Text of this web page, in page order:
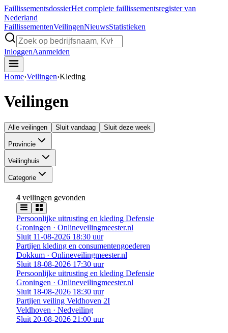
FaillissementsdossierHet complete faillissementsregister van
Nederland
FaillissementenVeilingenNieuwsStatistieken
InloggenAanmelden
Home›Veilingen›Kleding
Veilingen
Alle veilingen Sluit vandaag Sluit deze week
Provincie
Veilinghuis
Categorie
4 veilingen gevonden
Persoonlijke uitrusting en kleding Defensie
Groningen · Onlineveilingmeester.nl
Sluit 11-08-2026 18:30 uur
Partijen kleding en consumentengoederen
Dokkum · Onlineveilingmeester.nl
Sluit 18-08-2026 17:30 uur
Persoonlijke uitrusting en kleding Defensie
Groningen · Onlineveilingmeester.nl
Sluit 18-08-2026 18:30 uur
Partijen veiling Veldhoven 2I
Veldhoven · Nedveiling
Sluit 20-08-2026 21:00 uur